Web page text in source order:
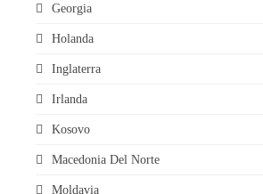
Georgia
Holanda
Inglaterra
Irlanda
Kosovo
Macedonia Del Norte
Moldavia